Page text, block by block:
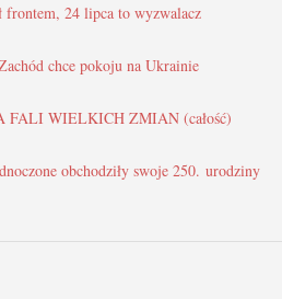
frontem, 24 lipca to wyzwalacz
chce pokoju na Ukrainie
FALI WIELKICH ZMIAN (całość)
obchodziły swoje 250. urodziny